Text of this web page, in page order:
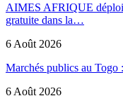
AIMES AFRIQUE
gratuite dans la…
6 Août 2026
Marchés publics au
6 Août 2026